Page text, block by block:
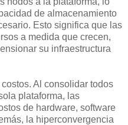
de almacenamiento
Esto significa que las
a medida que crecen,
su infraestructura
Al consolidar todos
plataforma, las
de hardware, software
la hiperconvergencia